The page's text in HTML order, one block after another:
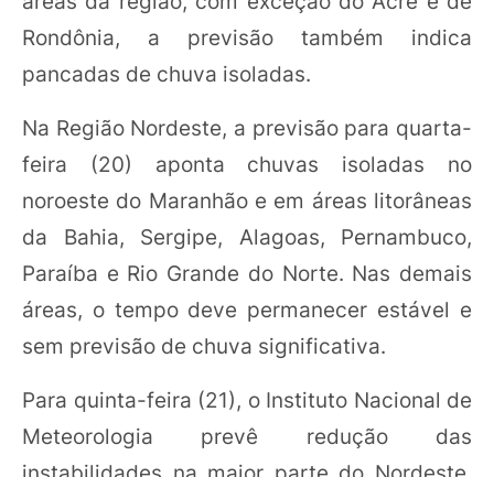
Rondônia, a previsão também indica
pancadas de chuva isoladas.
Na Região Nordeste, a previsão para quarta-
feira (20) aponta chuvas isoladas no
noroeste do Maranhão e em áreas litorâneas
da Bahia, Sergipe, Alagoas, Pernambuco,
Paraíba e Rio Grande do Norte. Nas demais
áreas, o tempo deve permanecer estável e
sem previsão de chuva significativa.
Para quinta-feira (21), o Instituto Nacional de
Meteorologia prevê redução das